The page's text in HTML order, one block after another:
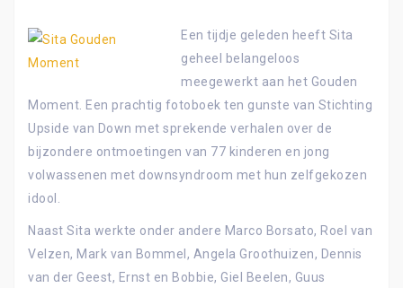
Een tijdje geleden heeft Sita
geheel belangeloos
meegewerkt aan het Gouden
Moment. Een prachtig fotoboek ten gunste van Stichting
Upside van Down met sprekende verhalen over de
bijzondere ontmoetingen van 77 kinderen en jong
volwassenen met downsyndroom met hun zelfgekozen
idool.
Naast Sita werkte onder andere Marco Borsato, Roel van
Velzen, Mark van Bommel, Angela Groothuizen, Dennis
van der Geest, Ernst en Bobbie, Giel Beelen, Guus